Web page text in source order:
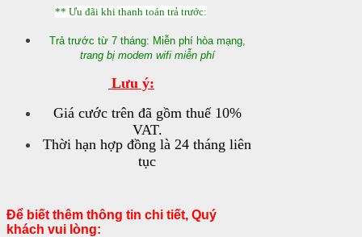
** Ưu đãi khi thanh toán trả trước:
Trả trước từ 7 tháng: Miễn phí hòa mạng,
trang bị modem wifi miễn phí
Lưu ý:
Giá cước trên đã gồm thuế 10%
VAT.
Thời hạn hợp đồng là 24 tháng liên
tục
Để biết thêm thông tin chi tiết, Quý
khách vui lòng: